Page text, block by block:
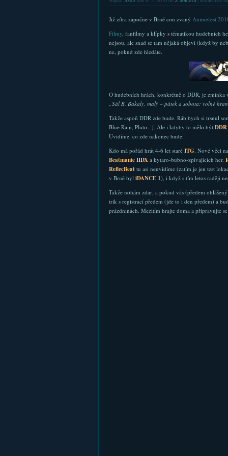
Již zítra započne v Brně con zvaný Animefest
Filmy, fanfilmy a klípky s tématikou hudebních
nejsou, ale snad se tam nějaká objeví (když by
ne, pokud zde hledáte.
O hudebních hrách, konkrétně o DDR, je zmínka
„Sál B. Bakaly, malý – pátek a sobota: volné
Takže aspoň DDR zde bude. Ráb bych si trsnul
Blue Rain, Pluto.. ). Ale i kdyby to mělo být
Uvidíme, co zde nakonec bude.
Kdo má pořád hrát 4-6 let staré ITG. Nové věci
Beatmanie IIDXa kytaro-bubno-zpívajících her.
ReflecBeat tu asi neuvidíme (zatím je jen test
v Brně byl iDANCE 1), i když s tím letos raději
Takže nohám zdar, a pokud vás (předem
trik s registrací předem (jde to i den předem) a
prázdninách. Mezitím hrajte doma a připravujte